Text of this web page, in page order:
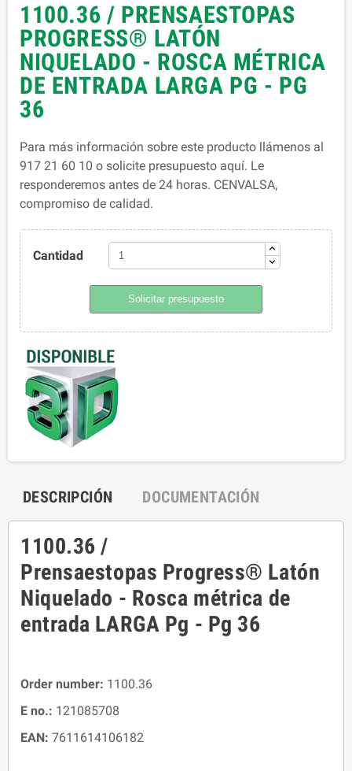
1100.36 / PRENSAESTOPAS
PROGRESS® LATÓN
NIQUELADO - ROSCA MÉTRICA
DE ENTRADA LARGA PG - PG
36
Para más información sobre este producto llámenos al
917 21 60 10 o solicite presupuesto aquí. Le
responderemos antes de 24 horas. CENVALSA,
compromiso de calidad.
Cantidad
Solicitar presupuesto
DESCRIPCIÓN DOCUMENTACIÓN
1100.36 /
Prensaestopas Progress® Latón
Niquelado - Rosca métrica de
entrada LARGA Pg - Pg 36
Order number: 1100.36
E no.: 121085708
EAN: 7611614106182